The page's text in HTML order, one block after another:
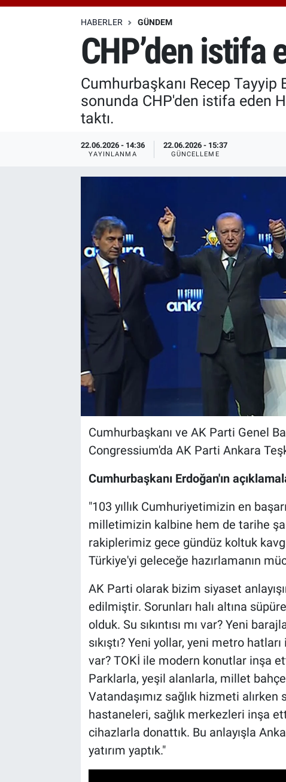
HABERLER GÜNDEM
CHP’den istifa
Cumhurbaşkanı Recep Tayyip
sonunda CHP'den istifa eden
taktı.
22.06.2026 - 14:36
YAYINLANMA
22.06.2026 - 15:37
GÜNCELLEME
Cumhurbaşkanı ve AK Parti Genel
Congressium'da AK Parti Ankara
Cumhurbaşkanı Erdoğan'ın
"103 yıllık Cumhuriyetimizin en
milletimizin kalbine hem de tarihe
rakiplerimiz gece gündüz koltuk
Türkiye'yi geleceğe hazırlamanın
AK Parti olarak bizim siyaset
edilmiştir. Sorunları halı altına
olduk. Su sıkıntısı mı var? Yeni
sıkıştı? Yeni yollar, yeni metro
var? TOKİ ile modern konutlar inşa
Parklarla, yeşil alanlarla, millet
Vatandaşımız sağlık hizmeti alırken
hastaneleri, sağlık merkezleri inşa
cihazlarla donattık. Bu anlayışla
yatırım yaptık."
Özel Haberler
Özel Haberler
Erişim Bilgileri
Haber Arşivi